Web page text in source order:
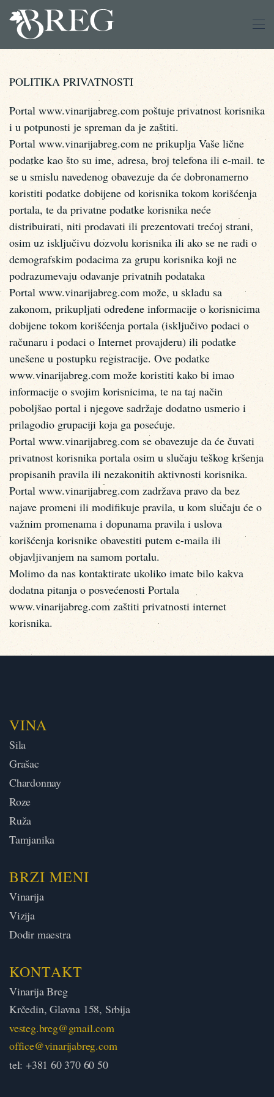
Skip
to
content
POLITIKA PRIVATNOSTI
Portal www.vinarijabreg.com poštuje privatnost korisnika
i u potpunosti je spreman da je zaštiti.
Portal www.vinarijabreg.com ne prikuplja Vaše lične
podatke kao što su ime, adresa, broj telefona ili e-mail. te
se u smislu navedenog obavezuje da će dobronamerno
koristiti podatke dobijene od korisnika tokom korišćenja
portala, te da privatne podatke korisnika neće
distribuirati, niti prodavati ili prezentovati trećoj strani,
osim uz isključivu dozvolu korisnika ili ako se ne radi o
demografskim podacima za grupu korisnika koji ne
podrazumevaju odavanje privatnih podataka
Portal www.vinarijabreg.com može, u skladu sa
zakonom, prikupljati određene informacije o korisnicima
dobijene tokom korišćenja portala (isključivo podaci o
računaru i podaci o Internet provajderu) ili podatke
unešene u postupku registracije. Ove podatke
www.vinarijabreg.com može koristiti kako bi imao
informacije o svojim korisnicima, te na taj način
poboljšao portal i njegove sadržaje dodatno usmerio i
prilagodio grupaciji koja ga posećuje.
Portal www.vinarijabreg.com se obavezuje da će čuvati
privatnost korisnika portala osim u slučaju teškog kršenja
propisanih pravila ili nezakonitih aktivnosti korisnika.
Portal www.vinarijabreg.com zadržava pravo da bez
najave promeni ili modifikuje pravila, u kom slučaju će o
važnim promenama i dopunama pravila i uslova
korišćenja korisnike obavestiti putem e-maila ili
objavljivanjem na samom portalu.
Molimo da nas kontaktirate ukoliko imate bilo kakva
dodatna pitanja o posvećenosti Portala
www.vinarijabreg.com zaštiti privatnosti internet
korisnika.
VINA
Sila
Grašac
Chardonnay
Roze
Ruža
Tamjanika
BRZI MENI
Vinarija
Vizija
Dodir maestra
KONTAKT
Vinarija Breg
Krčedin, Glavna 158, Srbija
vesteg.breg@gmail.com
office@vinarijabreg.com
tel: +381 60 370 60 50